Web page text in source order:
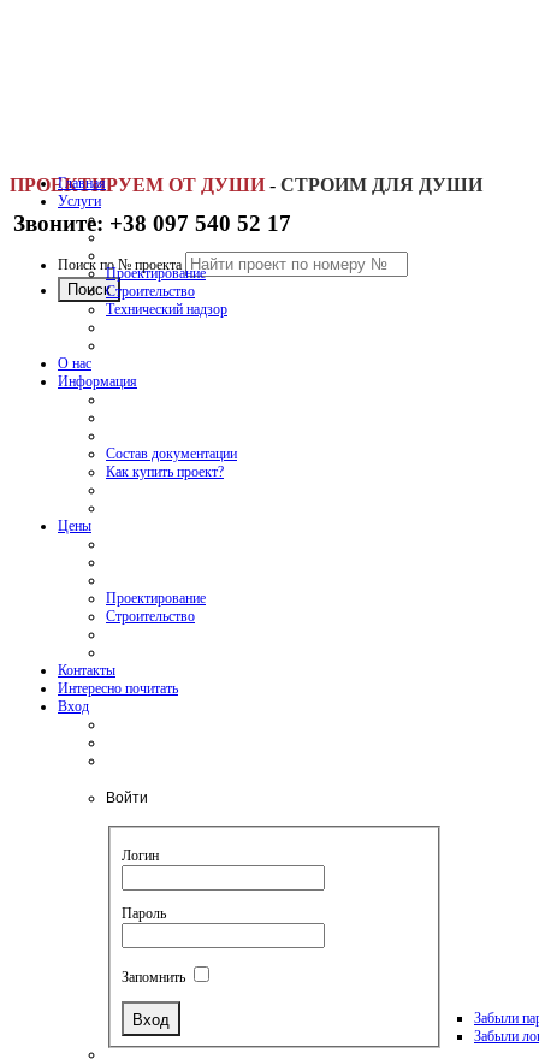
ПРОЕКТИРУЕМ ОТ ДУШИ - СТРОИМ ДЛЯ ДУШИ
Звоните: +38 097 540 52 17
Поиск по № проекта
Главная
Услуги
Проектирование
Строительство
Технический надзор
О нас
Информация
Состав документации
Как купить проект?
Цены
Проектирование
Строительство
Контакты
Интересно почитать
Вход
Войти
Логин
Пароль
Запомнить
Забыли
Забыли